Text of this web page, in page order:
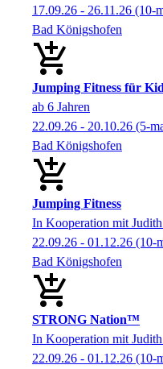
17.09.26 - 26.11.26 (10-
Bad Königshofen
Jumping Fitness für
ab 6 Jahren
22.09.26 - 20.10.26 (5-
Bad Königshofen
Jumping Fitness
In Kooperation mit
22.09.26 - 01.12.26 (10-
Bad Königshofen
STRONG Nation™
In Kooperation mit
22.09.26 - 01.12.26 (10-